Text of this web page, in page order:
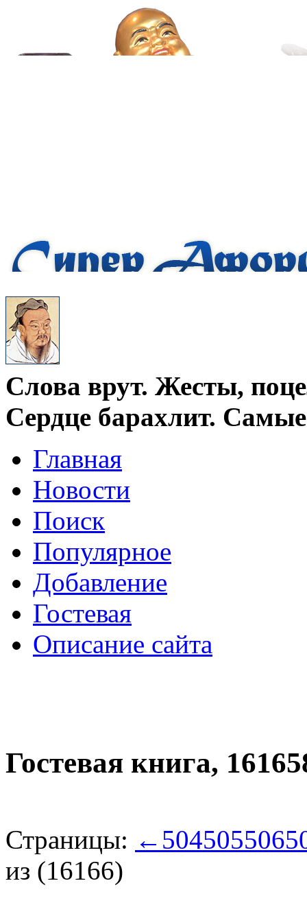
Слова врут. Жесты,
Сердце барахлит.
Главная
Новости
Поиск
Популярное
Добавление
Гостевая
Описание сайта
Гостевая книга,
Страницы: ← 504505506
из (16166)